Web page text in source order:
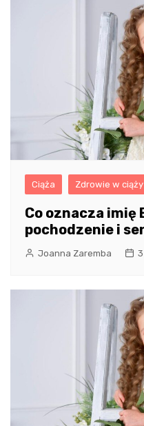
Ciąża Zdrowie w ciąży
Co oznacza imię
pochodzenie i
Joanna Zaremba